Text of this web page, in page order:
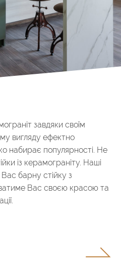
завдяки своїм
вигляду ефектно
набирає популярності. Не
із керамограніту. Наші
барну стійку з
Вас своєю красою та